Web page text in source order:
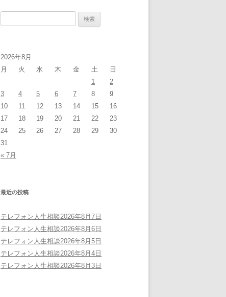
2026年8月
月
火 水 木 金 土
日
1
2
3
4 5 6 7 8
9
10
11 12 13 14 15
16
17
18 19 20 21 22
23
24
25 26 27 28 29
30
31
« 7月
最近の投稿
テレフォン人生相談2026年8月7日
テレフォン人生相談2026年8月6日
テレフォン人生相談2026年8月5日
テレフォン人生相談2026年8月4日
テレフォン人生相談2026年8月3日